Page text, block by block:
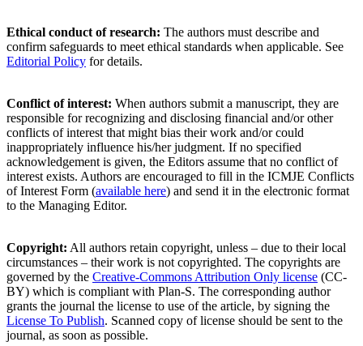
Ethical conduct of research: The authors must describe and
confirm safeguards to meet ethical standards when applicable. See
Editorial Policy for details.
Conflict of interest: When authors submit a manuscript, they are
responsible for recognizing and disclosing financial and/or other
conflicts of interest that might bias their work and/or could
inappropriately influence his/her judgment. If no specified
acknowledgement is given, the Editors assume that no conflict of
interest exists. Authors are encouraged to fill in the ICMJE Conflicts
of Interest Form (available here) and send it in the electronic format
to the Managing Editor.
Copyright: All authors retain copyright, unless – due to their local
circumstances – their work is not copyrighted. The copyrights are
governed by the Creative-Commons Attribution Only license (CC-
BY) which is compliant with Plan-S. The corresponding author
grants the journal the license to use of the article, by signing the
License To Publish. Scanned copy of license should be sent to the
journal, as soon as possible.